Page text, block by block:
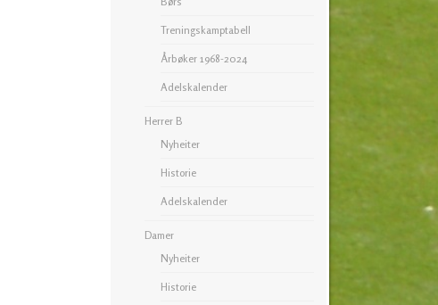
Treningskamptabell
Årbøker 1968-2024
Adelskalender
Herrer B
Nyheiter
Historie
Adelskalender
Damer
Nyheiter
Historie